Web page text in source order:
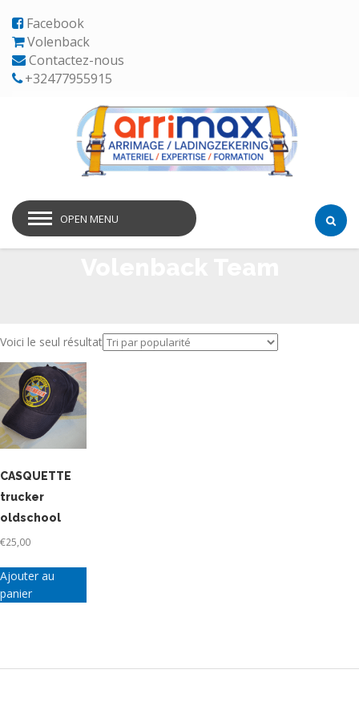
Facebook
Volenback
Contactez-nous
+32477955915
OPEN MENU
Voici le seul résultat
CASQUETTE
trucker
oldschool
€25,00
Ajouter au
panier